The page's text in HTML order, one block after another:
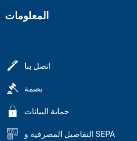
المعلومات
اتصل بنا
بصمة
حماية البيانات
التفاصيل المصرفية و SEPA